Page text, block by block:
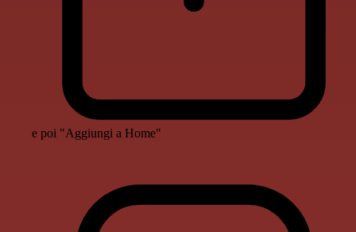
e poi "Aggiungi a Home"